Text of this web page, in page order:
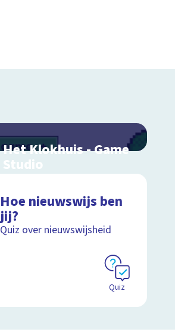
Het Klokhuis - Game
Studio
Maak je eigen game
Schoolplaat
Hoe nieuwswijs ben
jij?
Quiz over nieuwswijsheid
Quiz